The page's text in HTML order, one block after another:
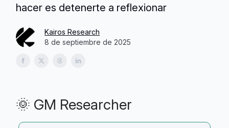
hacer es detenerte a reflexionar
Kairos Research
8 de septiembre de 2025
🌞 GM Researcher